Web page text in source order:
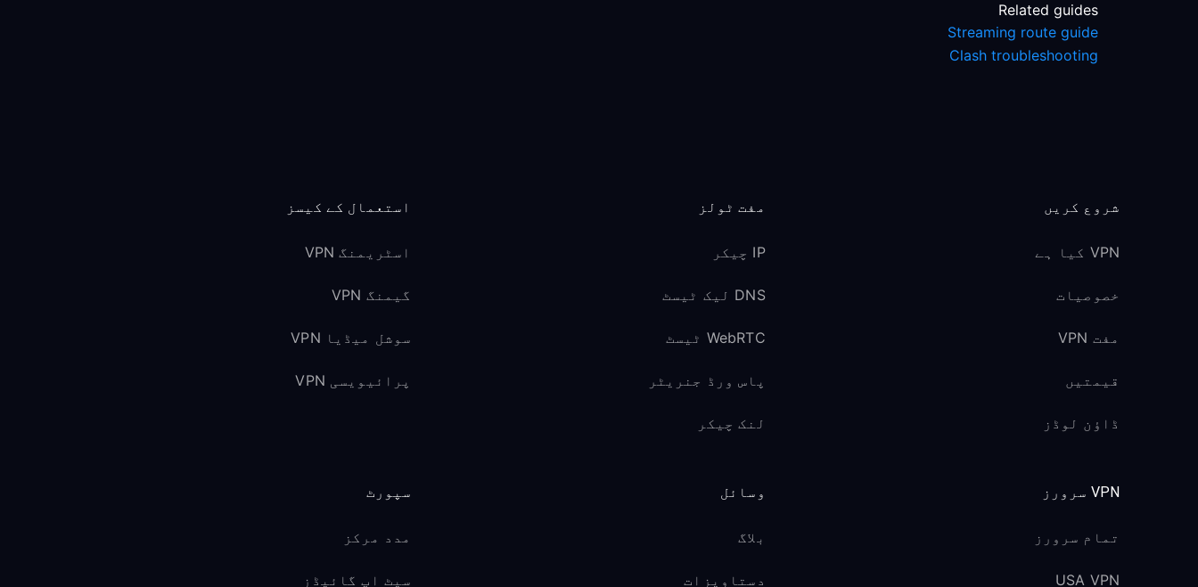
Related guides
Streaming route guide
Clash troubleshooting
شروع کریں
VPN کیا ہے
خصوصیات
مفت VPN
قیمتیں
ڈاؤن لوڈز
مفت ٹولز
IP چیکر
DNS لیک ٹیسٹ
WebRTC ٹیسٹ
پاس ورڈ جنریٹر
لنک چیکر
استعمال کے کیسز
اسٹریمنگ VPN
گیمنگ VPN
سوشل میڈیا VPN
پرائیویسی VPN
VPN سرورز
تمام سرورز
USA VPN
وسائل
بلاگ
دستاویزات
سپورٹ
مدد مرکز
سیٹ اپ گائیڈز